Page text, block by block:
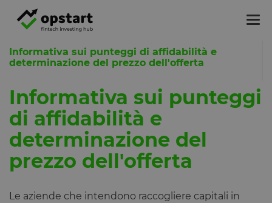
Informativa sui punteggi di affidabilità e
determinazione del prezzo dell'offerta
Informativa sui punteggi
di affidabilità e
determinazione del
prezzo dell'offerta
Le aziende che intendono raccogliere capitali in